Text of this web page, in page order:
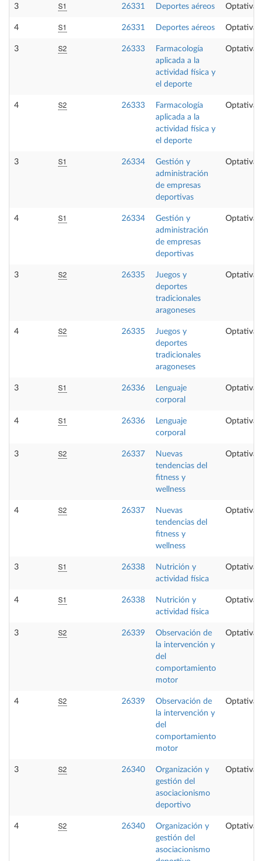
3 S1 26331 Deportes aéreos Optativa
4 S1 26331 Deportes aéreos Optativa
3 S2 26333
Farmacología
aplicada a la
actividad física y
el deporte
Optativa
4 S2 26333
Farmacología
aplicada a la
actividad física y
el deporte
Optativa
3 S1 26334
Gestión y
administración
de empresas
deportivas
Optativa
4 S1 26334
Gestión y
administración
de empresas
deportivas
Optativa
3 S2 26335
Juegos y
deportes
tradicionales
aragoneses
Optativa
4 S2 26335
Juegos y
deportes
tradicionales
aragoneses
Optativa
3 S1 26336
Lenguaje
corporal
Optativa
4 S1 26336
Lenguaje
corporal
Optativa
3 S2 26337
Nuevas
tendencias del
fitness y
wellness
Optativa
4 S2 26337
Nuevas
tendencias del
fitness y
wellness
Optativa
3 S1 26338
Nutrición y
actividad física
Optativa
4 S1 26338
Nutrición y
actividad física
Optativa
3 S2 26339
Observación de
la intervención y
del
comportamiento
motor
Optativa
4 S2 26339
Observación de
la intervención y
del
comportamiento
motor
Optativa
3 S2 26340
Organización y
gestión del
asociacionismo
deportivo
Optativa
4 S2 26340
Organización y
gestión del
asociacionismo
Optativa